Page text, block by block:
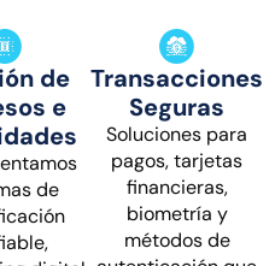
de
e
de
Transacciones
Seguras
Soluciones para
pagos, tarjetas
financieras,
biometría y
métodos de